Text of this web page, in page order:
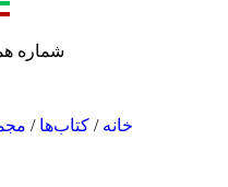
شماره
خانه / کتاب‌ها /